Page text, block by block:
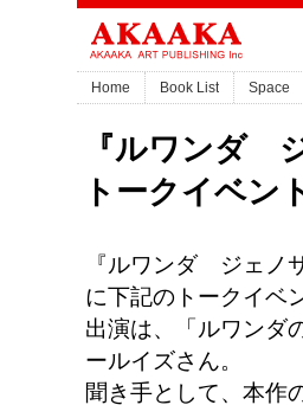
Home Book List Space
『ルワンダ
トークイベン
『ルワンダ ジェノ
に下記のトークイベ
出演は、「ルワンダ
ールイズさん。
聞き手として、本作